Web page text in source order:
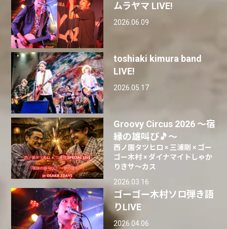
ムラヤマ LIVE!
2026.06.09
toshiaki kimura band
LIVE!
2026.05.17
Groovy Circus 2026 ～宿
縁の雄叫び🎵～
西ノ園タツヒロ × 三浦剛 × ゴー
ゴー木村 × ダイナマイトしゃか
りきサ～カス
2026.03.16
ゴーゴー木村ソロ弾き語
りLIVE
2026.04.06